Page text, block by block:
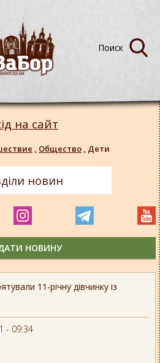
11-річну дівчинку із
- 09:34
на сайт
, Общество , Дети
новин
НОВИНУ